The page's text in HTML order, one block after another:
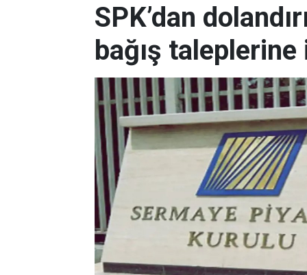
SPK’dan
bağış